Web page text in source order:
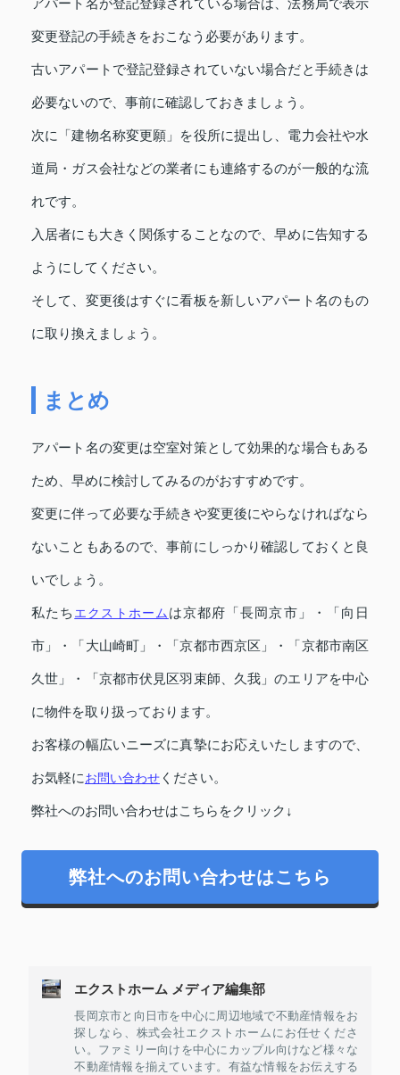
アパート名が登記登録されている場合は、法務局で表示
変更登記の手続きをおこなう必要があります。
古いアパートで登記登録されていない場合だと手続きは
必要ないので、事前に確認しておきましょう。
次に「建物名称変更願」を役所に提出し、電力会社や水
道局・ガス会社などの業者にも連絡するのが一般的な流
れです。
入居者にも大きく関係することなので、早めに告知する
ようにしてください。
そして、変更後はすぐに看板を新しいアパート名のもの
に取り換えましょう。
まとめ
アパート名の変更は空室対策として効果的な場合もある
ため、早めに検討してみるのがおすすめです。
変更に伴って必要な手続きや変更後にやらなければなら
ないこともあるので、事前にしっかり確認しておくと良
いでしょう。
私たち エクストホーム は京都府「長岡京市」・「向日
市」・「大山崎町」・「京都市西京区」・「京都市南区
久世」・「京都市伏見区羽束師、久我」のエリアを中心
に物件を取り扱っております。
お客様の幅広いニーズに真摯にお応えいたしますので、
お気軽にお問い合わせ ください。
弊社へのお問い合わせはこちらをクリック↓
弊社へのお問い合わせはこちら
エクストホーム メディア編集部
長岡京市と向日市を中心に周辺地域で不動産情報をお
探しなら、株式会社エクストホームにお任せくださ
い。ファミリー向けを中心にカップル向けなど様々な
不動産情報を揃えています。有益な情報をお伝えする